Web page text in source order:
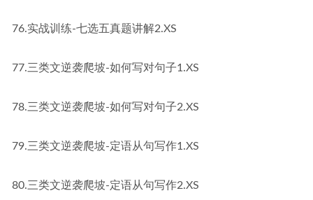
76.实战训练-七选五真题讲解2.XS
77.三类文逆袭爬坡-如何写对句子1.XS
78.三类文逆袭爬坡-如何写对句子2.XS
79.三类文逆袭爬坡-定语从句写作1.XS
80.三类文逆袭爬坡-定语从句写作2.XS